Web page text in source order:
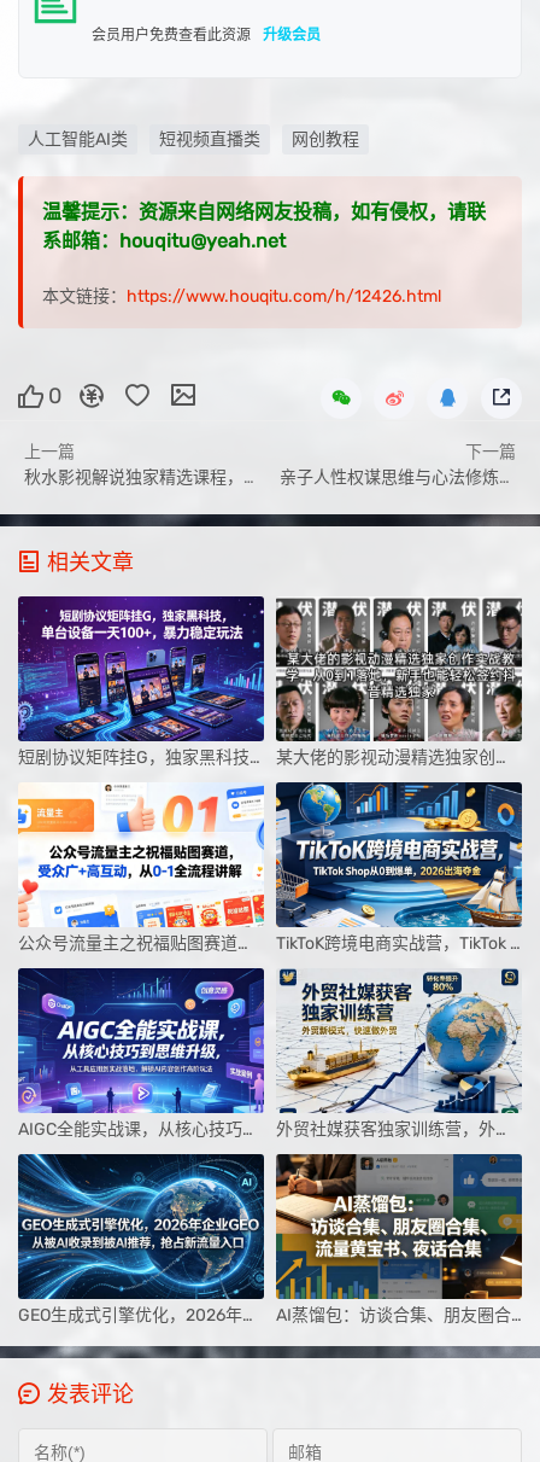
会员用户免费查看此资源 升级会员
人工智能AI类 短视频直播类 网创教程
温馨提示：资源来自网络网友投稿，如有侵权，请联
系邮箱：houqitu@yeah.net
本文链接： https://www.houqitu.com/h/12426.html
0
上一篇
秋水影视解说独家精选课程，从0到1做账号，轻松拿创作者伙伴计划+精选独家收益
下一篇
亲子人性权谋思维与心法修炼营，实现亲子同心、共同成长，为孩子的未来发展筑牢根基【音频】
相关文章
短剧协议矩阵挂G，独家黑科技，单台设备一天100+，暴力稳定玩法【揭秘】 某大佬的影视动漫精选独家创作实战教学，从0到1落地，新手也能轻松签约抖音精选独家
公众号流量主之祝福贴图赛道，受众广+高互动，从0-1全流程讲解 TikToK跨境电商实战营，TikTok Shop从0到爆单，2026出海夺金
AIGC全能实战课，从核心技巧到思维升级，从工具应用到实战落地，解锁AI内容创作高阶玩法 外贸社媒获客独家训练营，外贸新模式，快速做外贸（更新26年4月）
GEO生成式引擎优化，2026年企业GEO从被AI收录到被AI推荐，抢占新流量入口 AI蒸馏包：访谈合集、朋友圈合集、流量黄宝书、夜话合集【文档】
发表评论